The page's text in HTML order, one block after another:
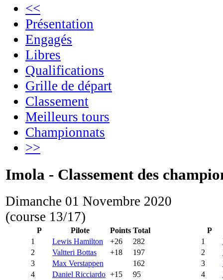
<<
Présentation
Engagés
Libres
Qualifications
Grille de départ
Classement
Meilleurs tours
Championnats
>>
Imola - Classement des
Dimanche 01 Novembre 2020
(course 13/17)
P Pilote Points Total
1
Lewis Hamilton +26
282
2
Valtteri Bottas +18
197
3
Max Verstappen
162
4
Daniel Ricciardo +15
95
P
1
2
3
4